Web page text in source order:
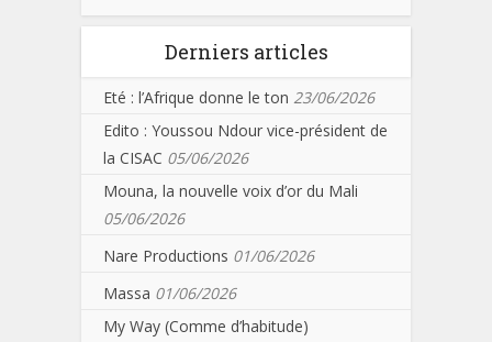
Derniers articles
Eté : l’Afrique donne le ton 23/06/2026
Edito : Youssou Ndour vice-président de
la CISAC 05/06/2026
Mouna, la nouvelle voix d’or du Mali
05/06/2026
Nare Productions 01/06/2026
Massa 01/06/2026
My Way (Comme d’habitude)